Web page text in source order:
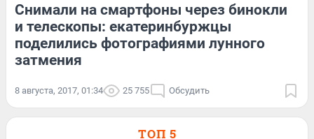
Снимали на смартфоны через бинокли
и телескопы: екатеринбуржцы
поделились фотографиями лунного
затмения
8 августа, 2017, 01:34 25 755 Обсудить
ТОП 5